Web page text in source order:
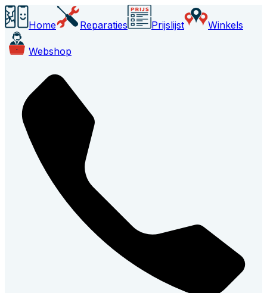
Home Reparaties Prijslijst Winkels
Webshop